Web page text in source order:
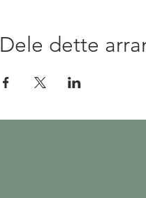
Dele dette